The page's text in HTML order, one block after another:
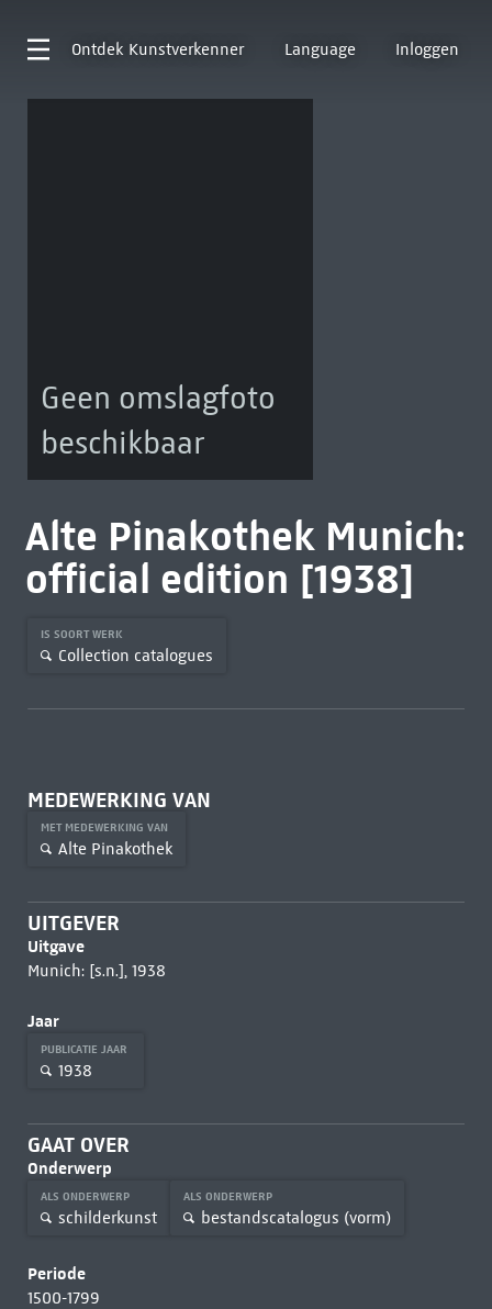
Ontdek Kunstverkenner Language Inloggen
Geen omslagfoto
beschikbaar
Alte Pinakothek Munich:
official edition [1938]
IS SOORT WERK
Collection catalogues
MEDEWERKING VAN
MET MEDEWERKING VAN
Alte Pinakothek
UITGEVER
Uitgave
Munich: [s.n.], 1938
Jaar
PUBLICATIE JAAR
1938
GAAT OVER
Onderwerp
ALS ONDERWERP
schilderkunst
ALS ONDERWERP
bestandscatalogus (vorm)
Periode
1500-1799